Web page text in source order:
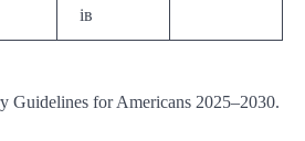
ів
Guidelines for Americans 2025–2030.